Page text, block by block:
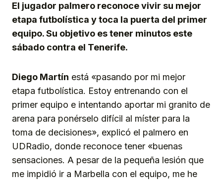
El jugador palmero reconoce vivir su mejor
etapa futbolística y toca la puerta del primer
equipo. Su objetivo es tener minutos este
sábado contra el Tenerife.
Diego Martín está «pasando por mi mejor
etapa futbolística. Estoy entrenando con el
primer equipo e intentando aportar mi granito de
arena para ponérselo difícil al míster para la
toma de decisiones», explicó el palmero en
UDRadio, donde reconoce tener «buenas
sensaciones. A pesar de la pequeña lesión que
me impidió ir a Marbella con el equipo, me he